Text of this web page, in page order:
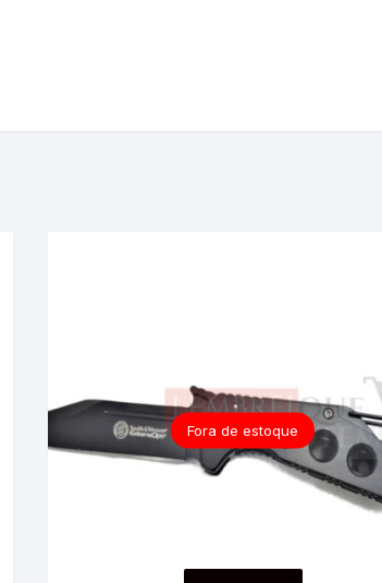
Fora de estoque